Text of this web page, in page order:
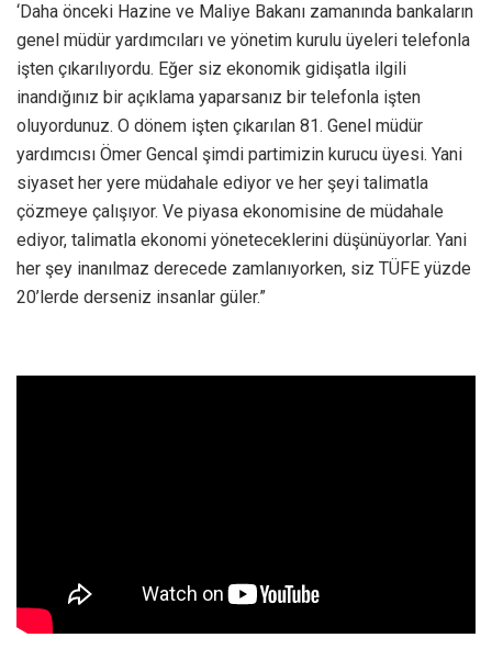
‘Daha önceki Hazine ve Maliye Bakanı zamanında bankaların
genel müdür yardımcıları ve yönetim kurulu üyeleri telefonla
işten çıkarılıyordu. Eğer siz ekonomik gidişatla ilgili
inandığınız bir açıklama yaparsanız bir telefonla işten
oluyordunuz. O dönem işten çıkarılan 81. Genel müdür
yardımcısı Ömer Gencal şimdi partimizin kurucu üyesi. Yani
siyaset her yere müdahale ediyor ve her şeyi talimatla
çözmeye çalışıyor. Ve piyasa ekonomisine de müdahale
ediyor, talimatla ekonomi yöneteceklerini düşünüyorlar. Yani
her şey inanılmaz derecede zamlanıyorken, siz TÜFE yüzde
20’lerde derseniz insanlar güler.”